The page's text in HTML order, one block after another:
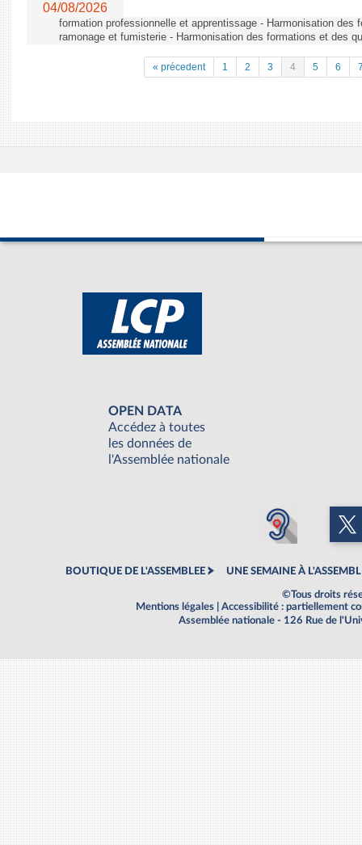
04/08/2026
formation professionnelle et apprentissage - Harmonisation des
ramonage et fumisterie - Harmonisation des formations et des
« précedent 1 2 3 4 5 6
OPEN DATA
Accédez à toutes
les données de
l'Assemblée nationale
BOUTIQUE DE L'ASSEMBLEE UNE SEMAINE À
©Tous droits
Mentions légales
Accessibilité : partiellement
Assemblée nationale - 126 Rue de